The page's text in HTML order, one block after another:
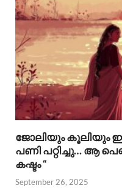
ജോലിയും കൂലിയും
പണി പറ്റിച്ചു… ആ
കഷ്ടം “
September 26, 2025